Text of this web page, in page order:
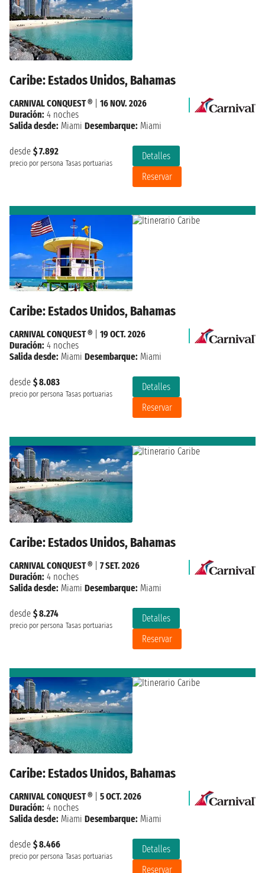
Caribe: Estados Unidos, Bahamas
desde $ 7.892
precio por persona Tasas portuarias
Detalles
Reservar
CARNIVAL CONQUEST ®
16 NOV. 2026
Duración: 4 noches
Salida desde: Miami Desembarque: Miami
Caribe: Estados Unidos, Bahamas
desde $ 8.083
precio por persona Tasas portuarias
Detalles
Reservar
CARNIVAL CONQUEST ®
19 OCT. 2026
Duración: 4 noches
Salida desde: Miami Desembarque: Miami
Caribe: Estados Unidos, Bahamas
desde $ 8.274
precio por persona Tasas portuarias
Detalles
Reservar
CARNIVAL CONQUEST ®
7 SET. 2026
Duración: 4 noches
Salida desde: Miami Desembarque: Miami
Caribe: Estados Unidos, Bahamas
desde $ 8.466
precio por persona Tasas portuarias
Detalles
Reservar
CARNIVAL CONQUEST ®
5 OCT. 2026
Duración: 4 noches
Salida desde: Miami Desembarque: Miami